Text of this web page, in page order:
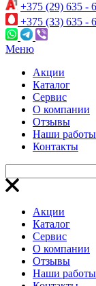
+375 (29) 635 -
+375 (33) 635 -
Меню
Акции
Каталог
Сервис
О компании
Отзывы
Наши работы
Контакты
Акции
Каталог
Сервис
О компании
Отзывы
Наши работы